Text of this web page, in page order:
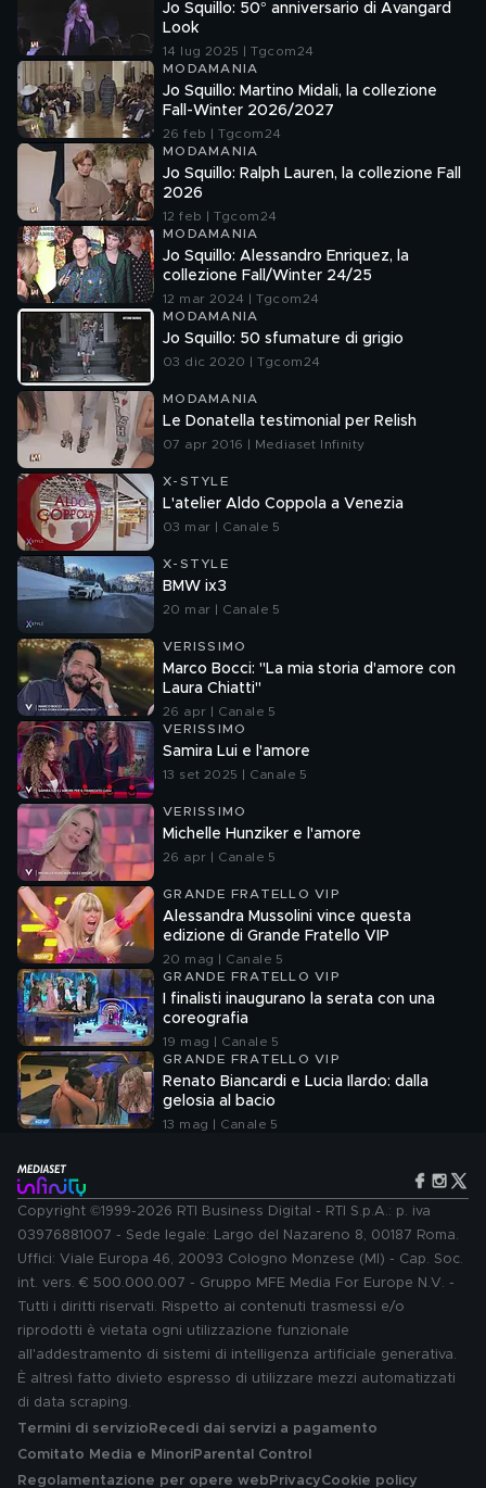
Jo Squillo: 50° anniversario di Avangard
Look
14 lug 2025 | Tgcom24
MODAMANIA
Jo Squillo: Martino Midali, la collezione
Fall-Winter 2026/2027
26 feb | Tgcom24
MODAMANIA
Jo Squillo: Ralph Lauren, la collezione Fall
2026
12 feb | Tgcom24
MODAMANIA
Jo Squillo: Alessandro Enriquez, la
collezione Fall/Winter 24/25
12 mar 2024 | Tgcom24
MODAMANIA
Jo Squillo: 50 sfumature di grigio
03 dic 2020 | Tgcom24
MODAMANIA
Le Donatella testimonial per Relish
07 apr 2016 | Mediaset Infinity
X-STYLE
L'atelier Aldo Coppola a Venezia
03 mar | Canale 5
X-STYLE
BMW ix3
20 mar | Canale 5
VERISSIMO
Marco Bocci: "La mia storia d'amore con
Laura Chiatti"
26 apr | Canale 5
VERISSIMO
Samira Lui e l'amore
13 set 2025 | Canale 5
VERISSIMO
Michelle Hunziker e l'amore
26 apr | Canale 5
GRANDE FRATELLO VIP
Alessandra Mussolini vince questa
edizione di Grande Fratello VIP
20 mag | Canale 5
GRANDE FRATELLO VIP
I finalisti inaugurano la serata con una
coreografia
19 mag | Canale 5
GRANDE FRATELLO VIP
Renato Biancardi e Lucia Ilardo: dalla
gelosia al bacio
13 mag | Canale 5
Copyright ©1999-2026 RTI Business Digital - RTI S.p.A.: p. iva
03976881007 - Sede legale: Largo del Nazareno 8, 00187 Roma.
Uffici: Viale Europa 46, 20093 Cologno Monzese (MI) - Cap. Soc.
int. vers. € 500.000.007 - Gruppo MFE Media For Europe N.V. -
Tutti i diritti riservati. Rispetto ai contenuti trasmessi e/o
riprodotti è vietata ogni utilizzazione funzionale
all'addestramento di sistemi di intelligenza artificiale generativa.
È altresì fatto divieto espresso di utilizzare mezzi automatizzati
di data scraping.
Termini di servizio Recedi dai servizi a pagamento
Comitato Media e MinoriParental Control
Regolamentazione per opere web PrivacyCookie policy